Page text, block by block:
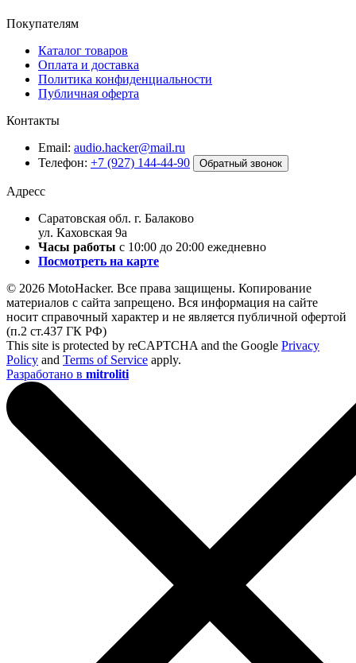
Покупателям
Каталог товаров
Оплата и доставка
Политика конфиденциальности
Публичная оферта
Контакты
Email: audio.hacker@mail.ru
Телефон: +7 (927) 144-44-90 Обратный звонок
Адресс
Саратовская обл. г. Балаково
ул. Каховская 9а
Часы работы с 10:00 до 20:00 ежедневно
Посмотреть на карте
© 2026 MotoHacker. Все права защищены. Копирование
материалов с сайта запрещено. Вся информация на сайте
носит справочный характер и не является публичной офертой
(п.2 ст.437 ГК РФ)
This site is protected by reCAPTCHA and the Google Privacy
Policy and Terms of Service apply.
Разработано в mitroliti